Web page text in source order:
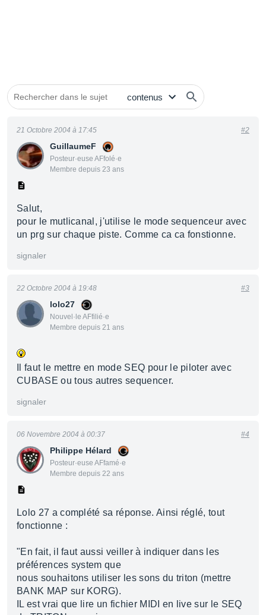
GuillaumeF
Posteur·euse AFfolé·e
Membre depuis 23 ans
21 Octobre 2004 à 17:45 #2
Salut,
pour le mutlicanal, j'utilise le mode sequenceur avec
un prg sur chaque piste. Comme ca ca fonstionne.
signaler
lolo27
Nouvel·le AFfilié·e
Membre depuis 21 ans
22 Octobre 2004 à 19:48 #3
Il faut le mettre en mode SEQ pour le piloter avec
CUBASE ou tous autres sequencer.
signaler
Philippe Hélard
Posteur·euse AFfamé·e
Membre depuis 22 ans
06 Novembre 2004 à 00:37 #4
Lolo 27 a complété sa réponse. Ainsi réglé, tout
fonctionne :
"En fait, il faut aussi veiller à indiquer dans les
préférences system que
nous souhaitons utiliser les sons du triton (mettre
BANK MAP sur KORG).
IL est vrai que lire un fichier MIDI en live sur le SEQ